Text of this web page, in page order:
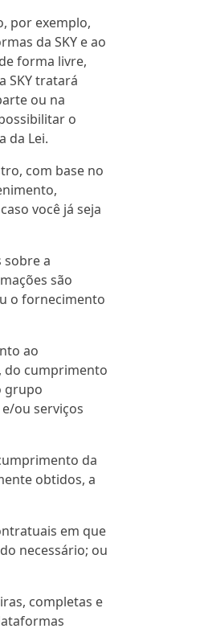
por exemplo,
da SKY e ao
forma livre,
SKY tratará
ou na
o
da Lei.
com base no
você já seja
sobre a
são
o fornecimento
ao
do cumprimento
grupo
ou serviços
da
obtidos, a
em que
necessário; ou
completas e